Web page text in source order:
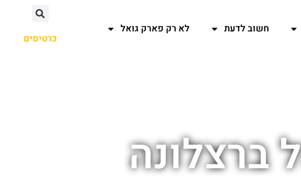
חשוב לדעת לא רק פארק גואל
כרטיסים
ברצלונה